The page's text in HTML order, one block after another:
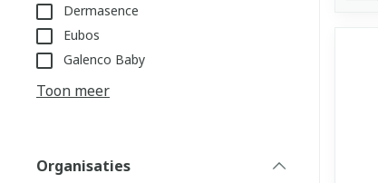
Dermasence
Eubos
Galenco Baby
Toon meer
Organisaties